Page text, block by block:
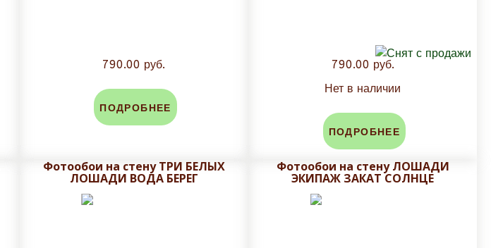
790.00 руб.
ПОДРОБНЕЕ
790.00 руб.
Нет в наличии
ПОДРОБНЕЕ
Фотообои на стену ТРИ БЕЛЫХ
ЛОШАДИ ВОДА БЕРЕГ
Фотообои на стену ЛОШАДИ
ЭКИПАЖ ЗАКАТ СОЛНЦЕ